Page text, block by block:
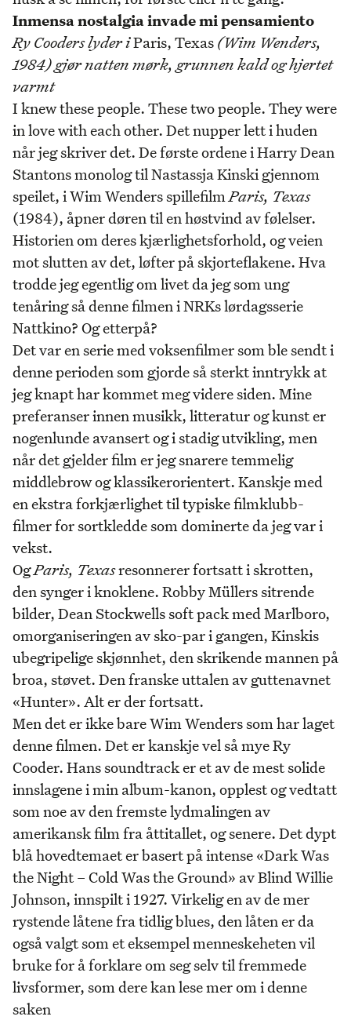
Inmensa nostalgia invade mi pensamiento
Ry Cooders lyder iParis, Texas (Wim Wenders,
1984) gjør natten mørk, grunnen kald og hjertet
varmt
I knew these people. These two people. They were
in love with each other. Det nupper lett i huden
når jeg skriver det. De første ordene i Harry Dean
Stantons monolog til Nastassja Kinski gjennom
speilet, i Wim Wenders spillefilmParis, Texas
(1984), åpner døren til en høstvind av følelser.
Historien om deres kjærlighetsforhold, og veien
mot slutten av det, løfter på skjorteflakene. Hva
trodde jeg egentlig om livet da jeg som ung
tenåring så denne filmen i NRKs lørdagsserie
Nattkino? Og etterpå?
Det var en serie med voksenfilmer som ble sendt i
denne perioden som gjorde så sterkt inntrykk at
jeg knapt har kommet meg videre siden. Mine
preferanser innen musikk, litteratur og kunst er
nogenlunde avansert og i stadig utvikling, men
når det gjelder film er jeg snarere temmelig
middlebrow og klassikerorientert. Kanskje med
en ekstra forkjærlighet til typiske filmklubb-
filmer for sortkledde som dominerte da jeg var i
vekst.
OgParis, Texasresonnerer fortsatt i skrotten,
den synger i knoklene. Robby Müllers sitrende
bilder, Dean Stockwells soft pack med Marlboro,
omorganiseringen av sko-par i gangen, Kinskis
ubegripelige skjønnhet, den skrikende mannen på
broa, støvet. Den franske uttalen av guttenavnet
«Hunter». Alt er der fortsatt.
Men det er ikke bare Wim Wenders som har laget
denne filmen. Det er kanskje vel så mye Ry
Cooder. Hans soundtrack er et av de mest solide
innslagene i min album-kanon, opplest og vedtatt
som noe av den fremste lydmalingen av
amerikansk film fra åttitallet, og senere. Det dypt
blå hovedtemaet er basert på intense «Dark Was
the Night – Cold Was the Ground» av Blind Willie
Johnson, innspilt i 1927. Virkelig en av de mer
rystende låtene fra tidlig blues, den låten er da
også valgt som et eksempel menneskeheten vil
bruke for å forklare om seg selv til fremmede
livsformer, som dere kan lese mer om i denne
saken